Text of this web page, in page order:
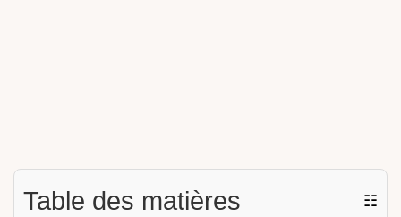
Table des matières ☷